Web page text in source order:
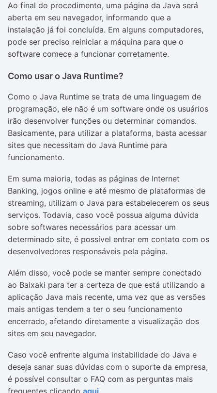
Ao final do procedimento, uma página da Java será
aberta em seu navegador, informando que a
instalação já foi concluída. Em alguns computadores,
pode ser preciso reiniciar a máquina para que o
software comece a funcionar corretamente.
Como usar o Java Runtime?
Como o Java Runtime se trata de uma linguagem de
programação, ele não é um software onde os usuários
irão desenvolver funções ou determinar comandos.
Basicamente, para utilizar a plataforma, basta acessar
sites que necessitam do Java Runtime para
funcionamento.
Em suma maioria, todas as páginas de Internet
Banking, jogos online e até mesmo de plataformas de
streaming, utilizam o Java para estabelecerem os seus
serviços. Todavia, caso você possua alguma dúvida
sobre softwares necessários para acessar um
determinado site, é possível entrar em contato com os
desenvolvedores responsáveis pela página.
Além disso, você pode se manter sempre conectado
ao Baixaki para ter a certeza de que está utilizando a
aplicação Java mais recente, uma vez que as versões
mais antigas tendem a ter o seu funcionamento
encerrado, afetando diretamente a visualização dos
sites em seu navegador.
Caso você enfrente alguma instabilidade do Java e
deseja sanar suas dúvidas com o suporte da empresa,
é possível consultar o FAQ com as perguntas mais
frequentes clicando aqui